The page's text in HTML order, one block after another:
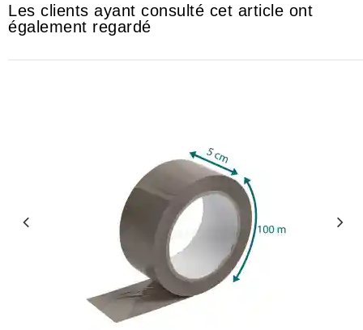
Les clients ayant consulté cet article ont
également regardé